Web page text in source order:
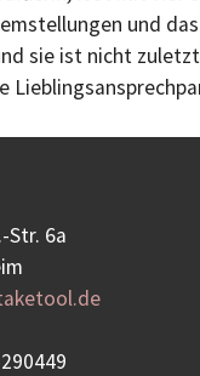
und
sie ist nicht
Str. 6a